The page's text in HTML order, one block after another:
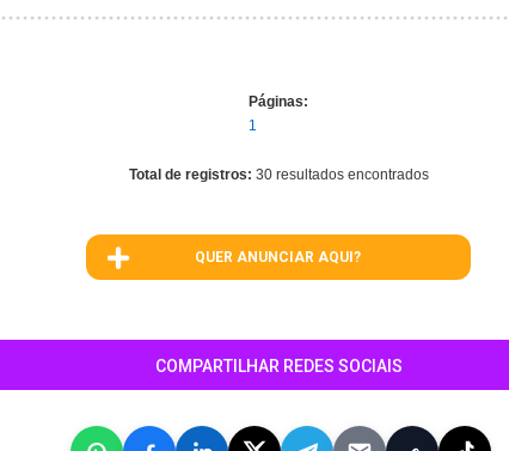
Páginas:
1
Total de registros: 30 resultados encontrados
QUER ANUNCIAR AQUI?
COMPARTILHAR REDES SOCIAIS